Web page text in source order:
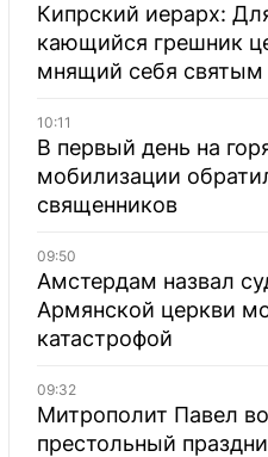
Кипрский иерарх:
кающийся грешник
мнящий себя святым
10:11
В первый день на
мобилизации
священников
09:50
Амстердам назвал
Армянской церкви
катастрофой
09:32
Митрополит Павел
престольный